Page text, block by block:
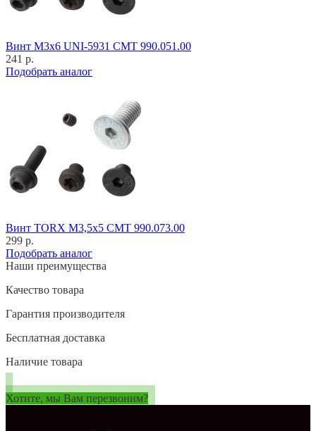
Винт M3x6 UNI-5931 CMT 990.051.00
241 р.
Подобрать аналог
Винт TORX M3,5x5 CMT 990.073.00
299 р.
Подобрать аналог
Наши преимущества
Качество товара
Гарантия производителя
Бесплатная доставка
Наличие товара
Хотите, мы Вам перезвоним?